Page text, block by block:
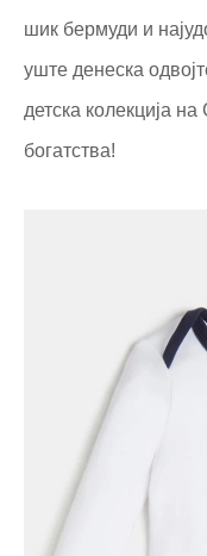
шик бермуди и
уште денеска
детска колекција на
богатства!